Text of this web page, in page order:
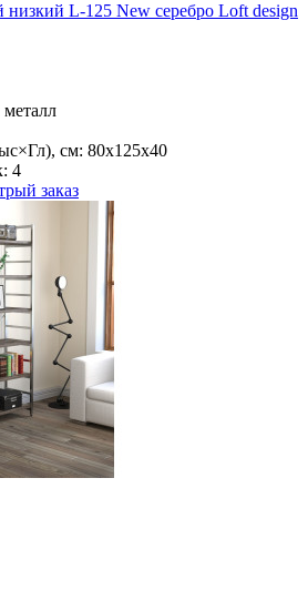
L-125 New серебро Loft design
см: 80х125х40
4
заказ